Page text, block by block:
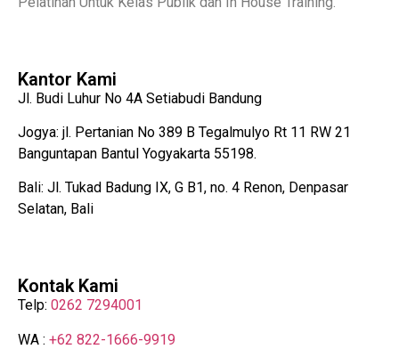
Kantor Kami
Jl. Budi Luhur No 4A Setiabudi Bandung
Jogya: jl. Pertanian No 389 B Tegalmulyo Rt 11 RW 21
Banguntapan Bantul Yogyakarta 55198.
Bali: Jl. Tukad Badung IX, G B1, no. 4 Renon, Denpasar
Selatan, Bali
Kontak Kami
Telp: 0262 7294001
WA : +62 822-1666-9919